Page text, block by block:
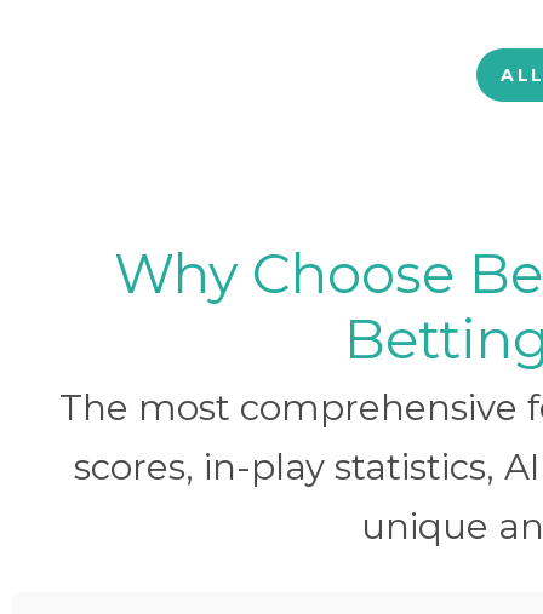
Why Choose
The most
scores, in-play statistics,
unique